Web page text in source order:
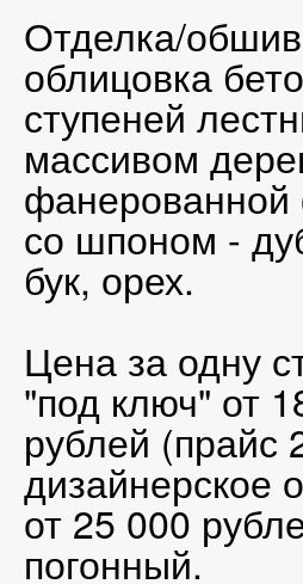
Отделка/
облицовка
ступеней
массивом
со шпоном -
бук, орех.
Цена за одну
"под ключ" от
рублей (прайс
дизайнерское
от 25 000
погонный.